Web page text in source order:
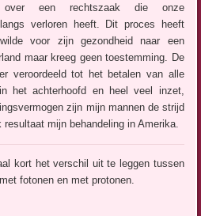
een rechtszaak die onze
verloren heeft. Dit proces heeft
voor zijn gezondheid naar een
maar kreeg geen toestemming. De
veroordeeld tot het betalen van alle
het achterhoofd en heel veel inzet,
zijn mijn mannen de strijd
mijn behandeling in Amerika.
kort het verschil uit te leggen tussen
fotonen en met protonen.